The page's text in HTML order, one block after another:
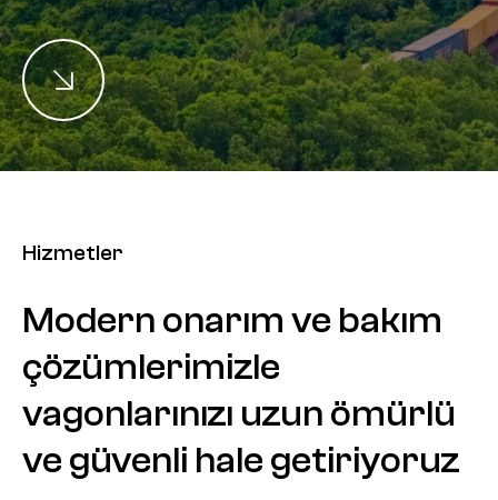
Hizmetler
Modern onarım ve bakım
çözümlerimizle
vagonlarınızı uzun ömürlü
ve güvenli hale getiriyoruz